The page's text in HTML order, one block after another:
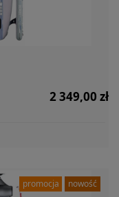
2 349,00 zł
promocja nowość